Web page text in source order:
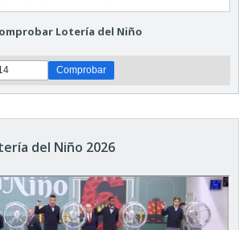
Lotería del Niño
del Niño 2026